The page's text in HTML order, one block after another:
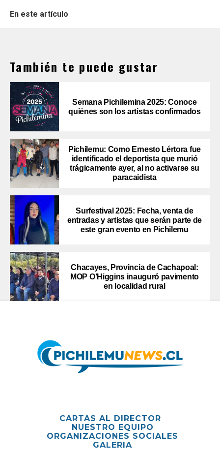
En este artículo
También te puede gustar
Semana Pichilemina 2025: Conoce
quiénes son los artistas confirmados
Pichilemu: Como Ernesto Lértora fue
identificado el deportista que murió
trágicamente ayer, al no activarse su
paracaidista
Surfestival 2025: Fecha, venta de
entradas y artistas que serán parte de
este gran evento en Pichilemu
Chacayes, Provincia de Cachapoal:
MOP O’Higgins inauguró pavimento
en localidad rural
CARTAS AL DIRECTOR
NUESTRO EQUIPO
ORGANIZACIONES SOCIALES
GALERIA